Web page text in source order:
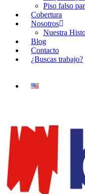
Piso falso
Cobertura
Nosotros
Nuestra
Blog
Contacto
¿Buscas trabajo?